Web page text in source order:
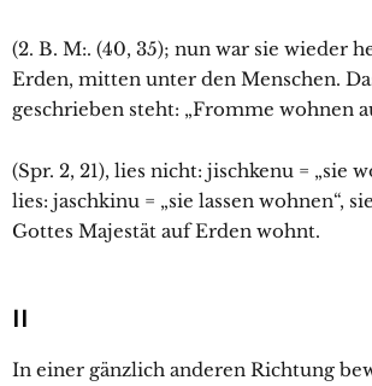
(2. B. M:. (40, 35); nun war sie wieder
Erden, mitten unter den Menschen.
geschrieben steht: „Fromme wohnen
(Spr. 2, 21), lies nicht: jischkenu = „sie
lies: jaschkinu = „sie lassen wohnen“,
Gottes Majestät auf Erden wohnt.
II
In einer gänzlich anderen Richtung